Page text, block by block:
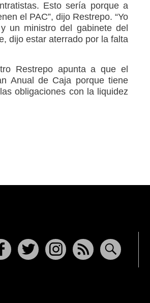
Esto sería porque a
el PAC”, dijo Restrepo. “Yo
un ministro del gabinete del
dijo estar aterrado por la falta
Restrepo apunta a que el
Anual de Caja porque tiene
obligaciones con la liquidez